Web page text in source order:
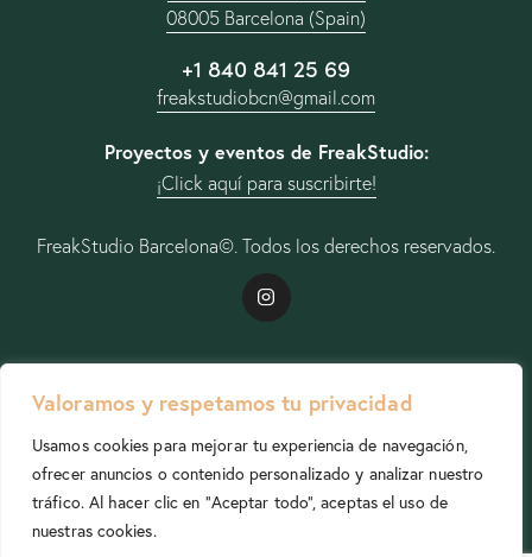
Valoramos y respetamos tu privacidad
Usamos cookies para mejorar tu experiencia de navegación,
ofrecer anuncios o contenido personalizado y analizar nuestro
tráfico. Al hacer clic en "Aceptar todo", aceptas el uso de
nuestras cookies.
08005 Barcelona (Spain)
+1 840 841 25 69
freakstudiobcn@gmail.com
Proyectos y eventos de FreakStudio:
¡Click aquí para suscribirte!
FreakStudio Barcelona©. Todos los derechos reservados.